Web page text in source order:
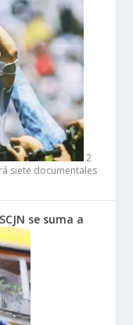
2
siete documentales
se suma a